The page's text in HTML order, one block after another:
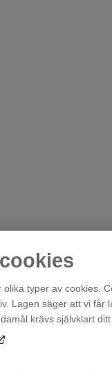
olika typer av cookies.
Lagen säger att vi
krävs självklart ditt